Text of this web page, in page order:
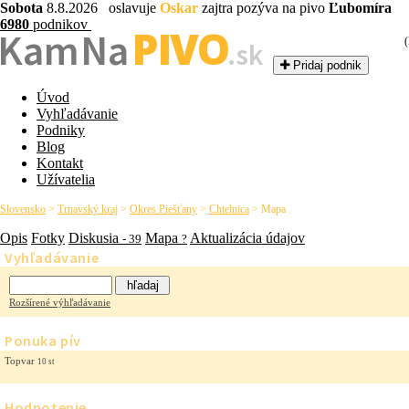
Sobota 8.8.2026 oslavuje Oskar zajtra pozýva na pivo Ľubomíra
6980 podnikovNaPIVO.sk Pridaj podnik
Úvod
Vyhľadávanie
Podniky
Blog
Kontakt
Užívatelia
Slovensko > Trnavský kraj > Okres Piešťany > Chtelnica > Mapa
Opis Fotky Diskusia - 39 Mapa ? Aktualizácia údajov
Vyhľadávanie
Rozšírené výhľadávanie
Ponuka pív
Topvar 10 st